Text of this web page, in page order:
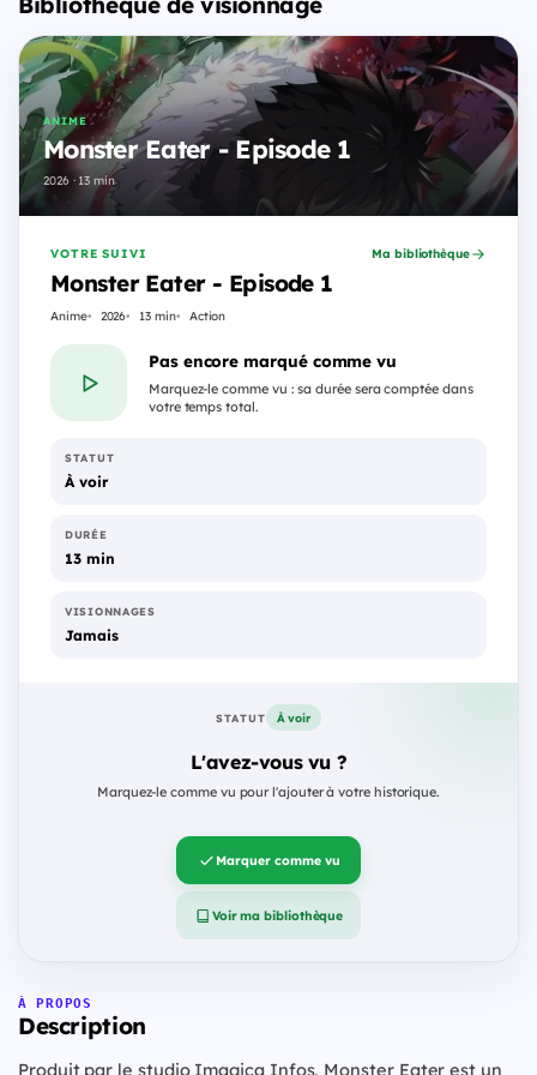
ANIME
Monster Eater - Episode 1
2026 · 13 min
VOTRE SUIVI
Monster Eater - Episode 1
Anime 2026 13 min Action
Ma bibliothèque
Pas encore marqué comme vu
Marquez-le comme vu : sa durée sera comptée dans
votre temps total.
STATUT
À voir
DURÉE
13 min
VISIONNAGES
Jamais
STATUT À voir
L'avez-vous vu ?
Marquez-le comme vu pour l'ajouter à votre historique.
Marquer comme vu
Voir ma bibliothèque
À PROPOS
Description
Produit par le studio Imagica Infos, Monster Eater est un